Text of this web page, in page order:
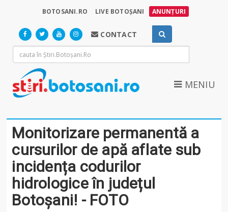
BOTOSANI.RO LIVE BOTOȘANI ANUNȚURI
CONTACT
MENIU
Monitorizare permanentă a
cursurilor de apă aflate sub
incidența codurilor
hidrologice în județul
Botoșani! - FOTO